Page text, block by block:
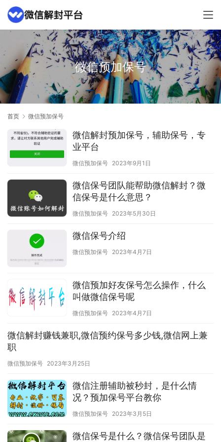
微信预加保号
首页 微信预加保号
微信解封预加保号，辅助保号，专
业平台
微信预加保号 2023年9月1日
微信保号团队能帮助微信解封？微
信保号是什么意思？
微信预加保号 2023年5月30日
微信保号介绍
微信预加保号 2023年4月7日
微信预加好友保号怎么操作，什么
叫做微信保号呢
微信预加保号 2023年4月7日
微信解封赚钱兼职,微信预约保号多少钱,微信网上兼
职
微信预加保号 2023年3月25日
微信注册辅助被秒封，是什么情
况？预加保号平台教你
微信预加保号 2023年3月5日
微信保号是什么？微信保号团队是